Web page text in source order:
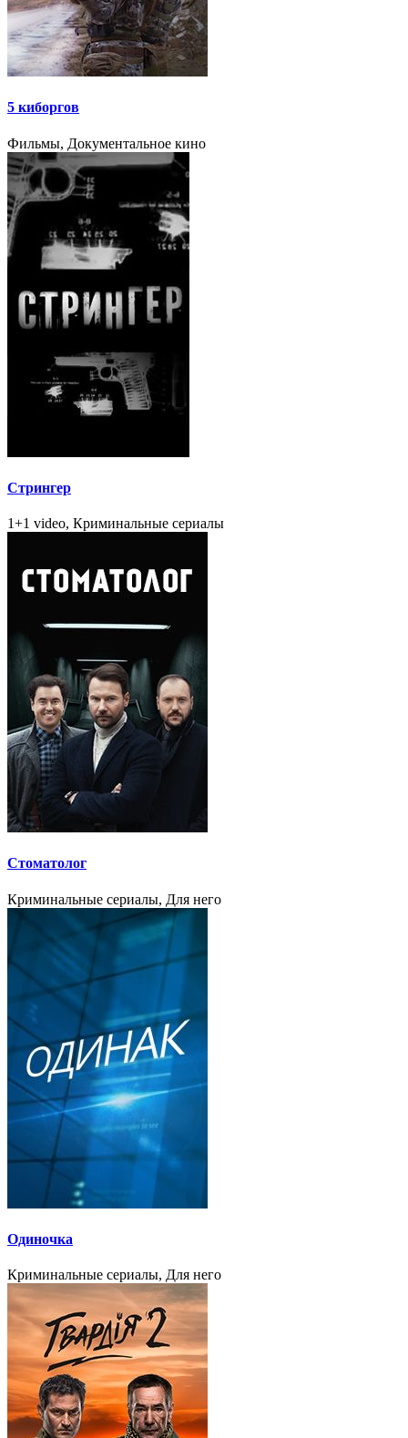
5 киборгов
Фильмы, Документальное кино
Стрингер
1+1 video, Криминальные сериалы
Стоматолог
Криминальные сериалы, Для него
Одиночка
Криминальные сериалы, Для него